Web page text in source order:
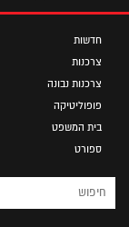
חדשות
צרכנות
צרכנות נבונה
פופוליטיקה
בית המשפט
ספורט